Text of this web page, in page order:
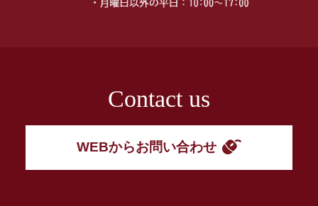
Contact us
WEBからお問い合わせ